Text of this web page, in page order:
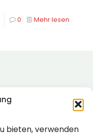
bieten, verwenden
0 Mehr lesen